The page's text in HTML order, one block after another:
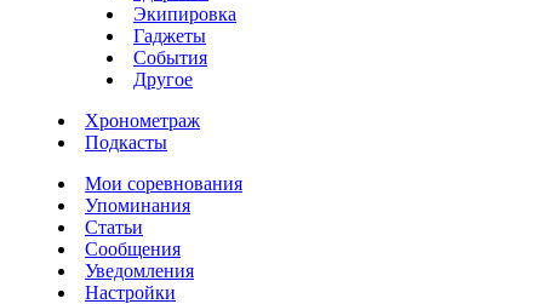
Экипировка
Гаджеты
События
Другое
Хронометраж
Подкасты
Мои соревнования
Упоминания
Статьи
Сообщения
Уведомления
Настройки